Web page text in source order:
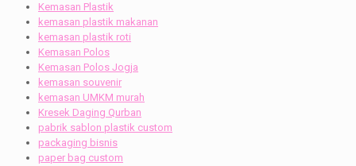
Kemasan Plastik
kemasan plastik makanan
kemasan plastik roti
Kemasan Polos
Kemasan Polos Jogja
kemasan souvenir
kemasan UMKM murah
Kresek Daging Qurban
pabrik sablon plastik custom
packaging bisnis
paper bag custom